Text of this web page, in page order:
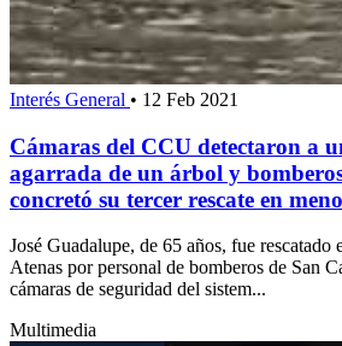
Interés General • 12 Feb 2021
Cámaras del CCU detectaron a
agarrada de un árbol y
concretó su tercer rescate en
José Guadalupe, de 65 años, fue rescatado
Atenas por personal de bomberos de San
cámaras de seguridad del sistem...
Multimedia